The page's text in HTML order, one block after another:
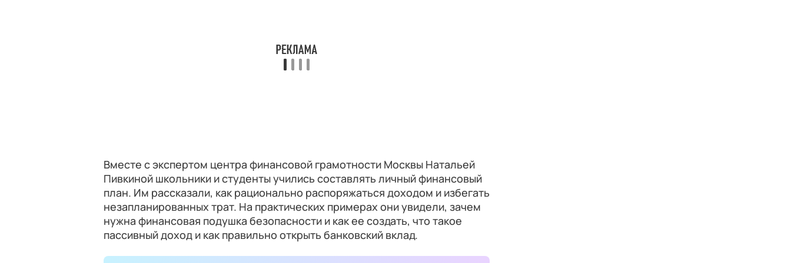
Вместе с экспертом центра финансовой грамотности Москвы Натальей
Пивкиной школьники и студенты учились составлять личный финансовый
план. Им рассказали, как рационально распоряжаться доходом и избегать
незапланированных трат. На практических примерах они увидели, зачем
нужна финансовая подушка безопасности и как ее создать, что такое
пассивный доход и как правильно открыть банковский вклад.